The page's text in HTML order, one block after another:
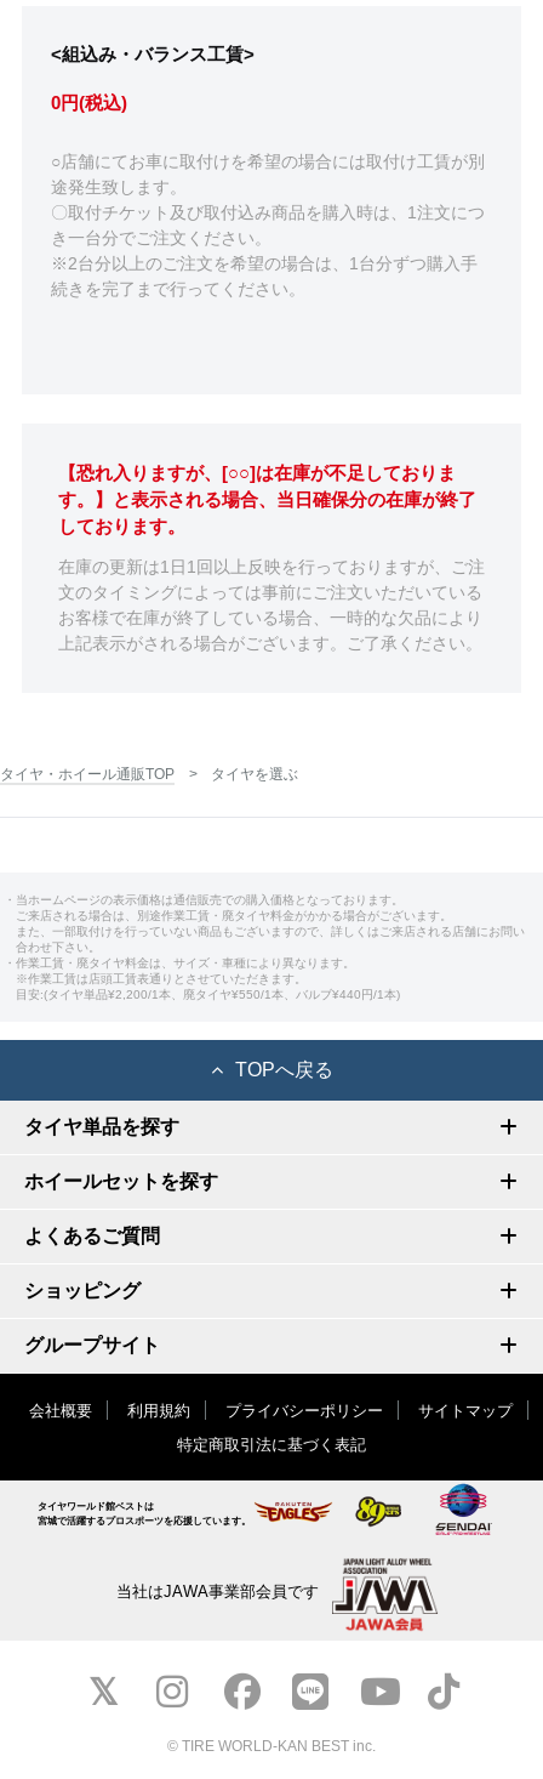
<組込み・バランス工賃>
0円(税込)
○店舗にてお車に取付けを希望の場合には取付け工賃が別
途発生致します。
〇取付チケット及び取付込み商品を購入時は、1注文につ
き一台分でご注文ください。
※2台分以上のご注文を希望の場合は、1台分ずつ購入手
続きを完了まで行ってください。
【恐れ入りますが、[○○]は在庫が不足しておりま
す。】と表示される場合、当日確保分の在庫が終了
しております。
在庫の更新は1日1回以上反映を行っておりますが、ご注
文のタイミングによっては事前にご注文いただいている
お客様で在庫が終了している場合、一時的な欠品により
上記表示がされる場合がございます。ご了承ください。
タイヤ・ホイール通販TOP タイヤを選ぶ
・当ホームページの表示価格は通信販売での購入価格となっております。
ご来店される場合は、別途作業工賃・廃タイヤ料金がかかる場合がございます。
また、一部取付けを行っていない商品もございますので、詳しくはご来店される店舗にお問い
合わせ下さい。
・作業工賃・廃タイヤ料金は、サイズ・車種により異なります。
※作業工賃は店頭工賃表通りとさせていただきます。
目安:(タイヤ単品¥2,200/1本、廃タイヤ¥550/1本、バルブ¥440円/1本)
TOPへ戻る
タイヤ単品を探す
ホイールセットを探す
よくあるご質問
ショッピング
グループサイト
会社概要 利用規約 プライバシーポリシー
サイトマップ
特定商取引法に基づく表記
タイヤワールド館ベストは
宮城で活躍するプロスポーツを応援しています。
当社はJAWA事業部会員です
© TIRE WORLD-KAN BEST inc.